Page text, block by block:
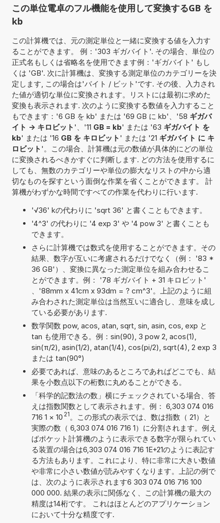
この単位電卓のフル機能を使用して変換するGB を
kb
この計算機では、元の測定単位と一緒に変換する値を入力す
ることができます。 例：'303 ギガバイト'. その場合、単位の
正式名もしくは省略名を使用できます例：'ギガバイト' もし
くは 'GB'. 次に計算機は、変換する測定単位のカテゴリーを決
定します, この場合は'バイト / ビット'です. その後、入力され
た値が適切な単位に変換されます。リストには最初に求めた
変換も表示されます. 次のように変換する数値を入力すること
もできます：'6 GB を kb' または '69 GB に kb'、'58 ギガバ
イト -> キロビット '、'11 GB = kb' または '63 ギガバイト を
kb' または '16 GB を キロビット ' または '21 ギガバイト に キ
ロビット '。この場合、計算機は元の数値が具体的にどの単位
に変換されるべきかすぐに判断します. どの方法を使用するに
しても、無数のカテゴリーや単位の膨大なリストの中から適
切なものを探すという面倒な作業を省くことができます。 計
算機がわずかな時間ですべての作業を代わりに行います.
'√36' kの代わりに 'sqrt 36' と書くこともできます。
'4^3' の代わりに '4 exp 3' や '4 pow 3' と書くことも
できます。
さらに計算機では数式を使用することができます。その
結果、数字が互いに考慮されるだけでなく（例： '83 *
36 GB'）、変換に異なった測定単位を組み合わせるこ
とができます。例： '78 ギガバイト + 31 キロビット'
、'88mm x 41cm x 93dm = ? cm^3'。上記のように組
み合わされた測定単位は当然互いに適合し、意味を成し
ている必要があります.
数学関数 pow, acos, atan, sqrt, sin, asin, cos, exp と
tan も使用できる。例：sin(90), 3 pow 2, acos(1),
sin(π/2), asin(1/2), atan(1/4), cos(pi/2), sqrt(4), 2 exp 3
または tan(90°)
必要であれば、意味のあるところであればどこでも、結
果を小数点以下の桁数に丸めることができる。
「科学的記数法の数」横にチェックされている場合、答
えは指数関数として表示されます。例： 6,303 074 016
716 1 × 10 21 。この形式の表示では、数は指数（ 21）と
実際の数（ 6,303 074 016 716 1）に分割されます。例え
ばポケット計算機のように表示できる数字が限られてい
る装置の場合は6,303 074 016 716 1E+21のように表記す
る方法もあります。これにより、特に非常に大きい数値
や非常に小さい数値が読みやすくなります。上記の例で
は、次のように表示されます6 303 074 016 716 100
000 000. 結果の表示に関係なく、この計算機の最大の
精度は14桁です。 これはほとんどのアプリケーション
において十分な精度です.